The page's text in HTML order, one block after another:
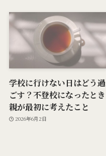
学校に行けない日はどう過
ごす？不登校になったとき
親が最初に考えたこと
2026年6月2日